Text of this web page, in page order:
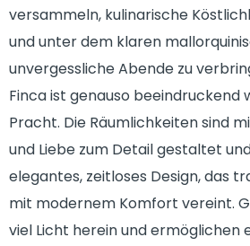
versammeln, kulinarische
und unter dem klaren
unvergessliche Abende zu
Finca ist genauso beeindruckend
Pracht. Die Räumlichkeiten sind
und Liebe zum Detail gestaltet
elegantes, zeitloses Design, das
mit modernem Komfort vereint.
viel Licht herein und ermöglichen